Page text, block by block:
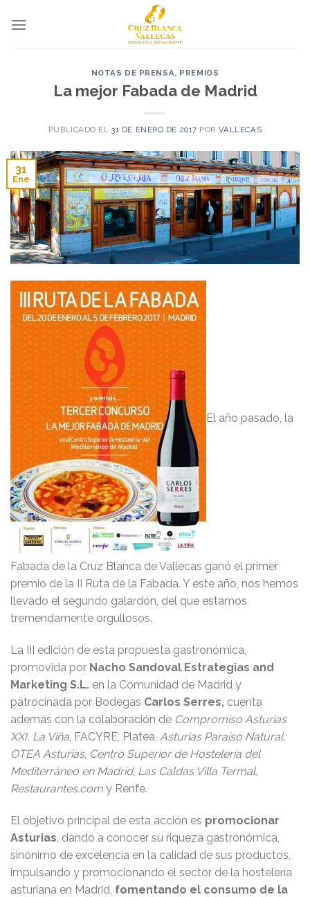
NOTAS DE PRENSA, PREMIOS
La mejor Fabada de Madrid
PUBLICADO EL31 DE ENERO DE 2017 POR VALLECAS
31
Ene
El año pasado, la
Fabada de la Cruz Blanca de Vallecas ganó el primer
premio de la II Ruta de la Fabada. Y este año, nos hemos
llevado el segundo galardón, del que estamos
tremendamente orgullosos.
La III edición de esta propuesta gastronómica,
promovida por Nacho Sandoval Estrategias and
Marketing S.L. en la Comunidad de Madrid y
patrocinada por Bodegas Carlos Serres, cuenta
además con la colaboración de Compromiso Asturias
XXI, La Viña, FACYRE, Platea, Asturias Paraíso Natural,
OTEA Asturias, Centro Superior de Hostelería del
Mediterráneo en Madrid, Las Caldas Villa Termal,
Restaurantes.com y Renfe.
El objetivo principal de esta acción es promocionar
Asturias , dando a conocer su riqueza gastronómica,
sinónimo de excelencia en la calidad de sus productos,
impulsando y promocionando el sector de la hostelería
asturiana en Madrid, fomentando el consumo de la